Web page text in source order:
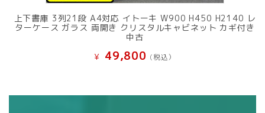
上下書庫 3列21段 A4対応 イトーキ W900 H450 H2140 レ
ターケース ガラス 両開き クリスタルキャビネット カギ付き
中古
¥ 49,800 (税込）